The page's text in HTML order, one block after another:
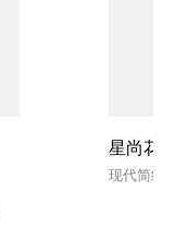
星尚花
现代简约